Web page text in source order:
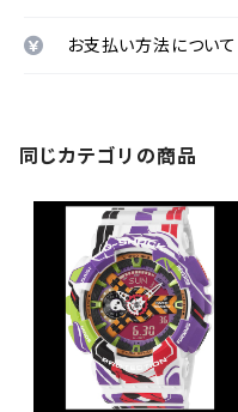
お支払い方法について
同じカテゴリの商品